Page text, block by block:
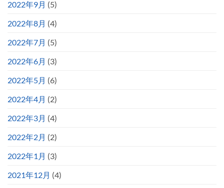
2022年9月 (5)
2022年8月 (4)
2022年7月 (5)
2022年6月 (3)
2022年5月 (6)
2022年4月 (2)
2022年3月 (4)
2022年2月 (2)
2022年1月 (3)
2021年12月 (4)